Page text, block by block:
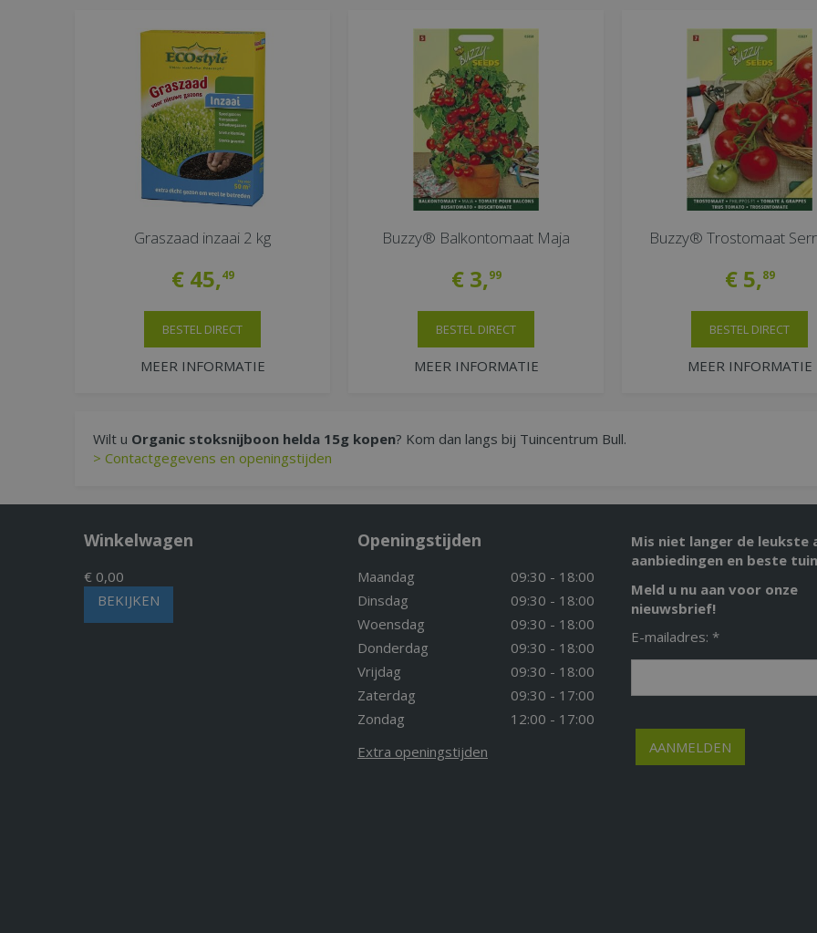
Graszaad inzaai 2 kg
€ 45,49
MEER INFORMATIE
BESTEL DIRECT
Buzzy® Balkontomaat Maja
€ 3,99
MEER INFORMATIE
BESTEL DIRECT
Buzzy® Trostomaat
€ 5,89
MEER INFORMATIE
BESTEL DIRECT
Wilt u Organic stoksnijboon helda 15g kopen? Kom dan langs bij Tuincentrum Bull.
> Contactgegevens en openingstijden
Winkelwagen
€ 0,00
BEKIJKEN
Openingstijden
Maandag
09:30 - 18:00
Dinsdag
09:30 - 18:00
Woensdag
09:30 - 18:00
Donderdag
09:30 - 18:00
Vrijdag
09:30 - 18:00
Zaterdag
09:30 - 17:00
Zondag
12:00 - 17:00
Extra openingstijden
Mis niet langer de leukste
aanbiedingen en beste
Meld u nu aan voor onze
nieuwsbrief!
E-mailadres: *